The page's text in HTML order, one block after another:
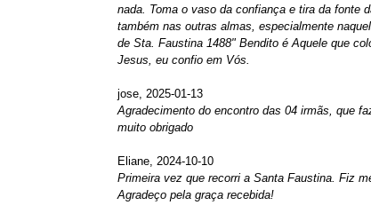
nada. Toma o vaso da confiança e tira da fonte
também nas outras almas, especialmente
de Sta. Faustina 1488" Bendito é Aquele que
Jesus, eu confio em Vós.
jose, 2025-01-13
Agradecimento do encontro das 04 irmãs, que
muito obrigado
Eliane, 2024-10-10
Primeira vez que recorri a Santa Faustina. Fiz
Agradeço pela graça recebida!